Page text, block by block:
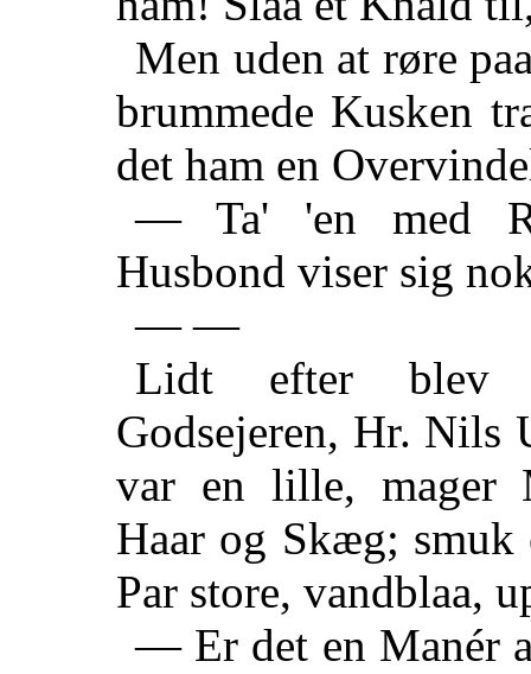
Men uden at røre
brummede Kusken
det ham en
— Ta' 'en med
Husbond viser sig
— —
Lidt efter blev
Godsejeren, Hr. Nils
var en lille, mager
Haar og Skæg;
Par store, vandblaa,
— Er det en Manér